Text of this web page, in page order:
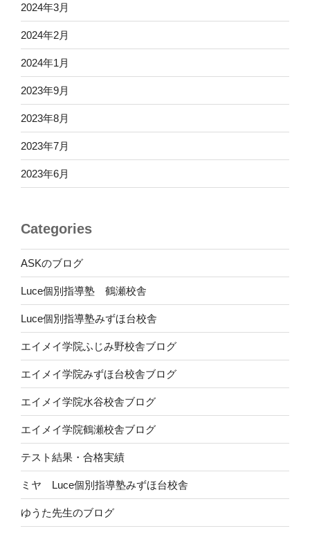
2024年3月
2024年2月
2024年1月
2023年9月
2023年8月
2023年7月
2023年6月
Categories
ASKのブログ
Luce個別指導塾 鶴瀬校舎
Luce個別指導塾みずほ台校舎
エイメイ学院ふじみ野校舎ブログ
エイメイ学院みずほ台校舎ブログ
エイメイ学院水谷校舎ブログ
エイメイ学院鶴瀬校舎ブログ
テスト結果・合格実績
ミヤ Luce個別指導塾みずほ台校舎
ゆうた先生のブログ